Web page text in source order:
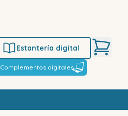
Estantería digital
Complementos digitales